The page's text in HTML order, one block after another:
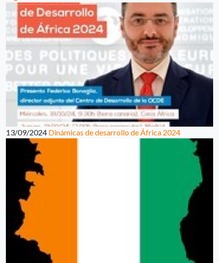
13/09/2024 Dinámicas de desarrollo de África 2024